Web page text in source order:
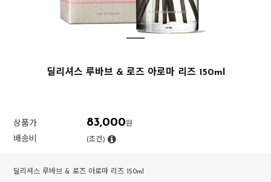
딜리셔스 루바브 & 로즈 아로마 리즈 150ml
상품가 83,000원
배송비 (조건)
딜리셔스 루바브 & 로즈 아로마 리즈 150ml